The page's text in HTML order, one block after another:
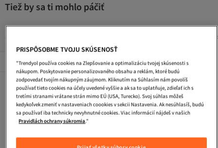
Tiež by sa ti mohlo páčiť
Popularni Značky Zobraziť všetko
Dlhe Vecerne Saty Saty S Flitrami
Kokteilove Saty
Pletene Saty
Kabelka
Letne Saty
Plazova Taska
Tasky Cez Rameno
Cestovna Taska
PRISPÔSOBME TVOJU SKÚSENOSŤ
"Trendyol používa cookies na Zlepšovanie a optimalizáciu tvojej skúsenosti s
nákupom. Poskytovanie personalizovaného obsahu a reklám, ktoré budú
zodpovedať tvojím nákupným záujmom. Kliknutím na Súhlasím nám povolíš
používať tieto cookies na účely uvedené vyššie a ak sa to uplatňuje, zdieľať ich s
tretími stranami vrátane strán mimo EÚ (USA, Turecko). Svoj súhlas môžeš
kedykoľvek zmeniť v nastaveniach coookies v sekcii Nastavenia. Ak nesúhlasíš, budú
sa používať iba technicky nevyhnutné cookies. Viac informácií nájdeš v našich
Pravidlách ochrany súkromia."